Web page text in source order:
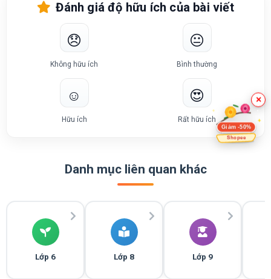
Đánh giá độ hữu ích của bài viết
😞
Không hữu ích
😐
Bình thường
☺️
Hữu ích
😍
Rất hữu ích
Danh mục liên quan khác
Lớp 6 Lớp 8 Lớp 9
×
Giảm -50%
Shopee